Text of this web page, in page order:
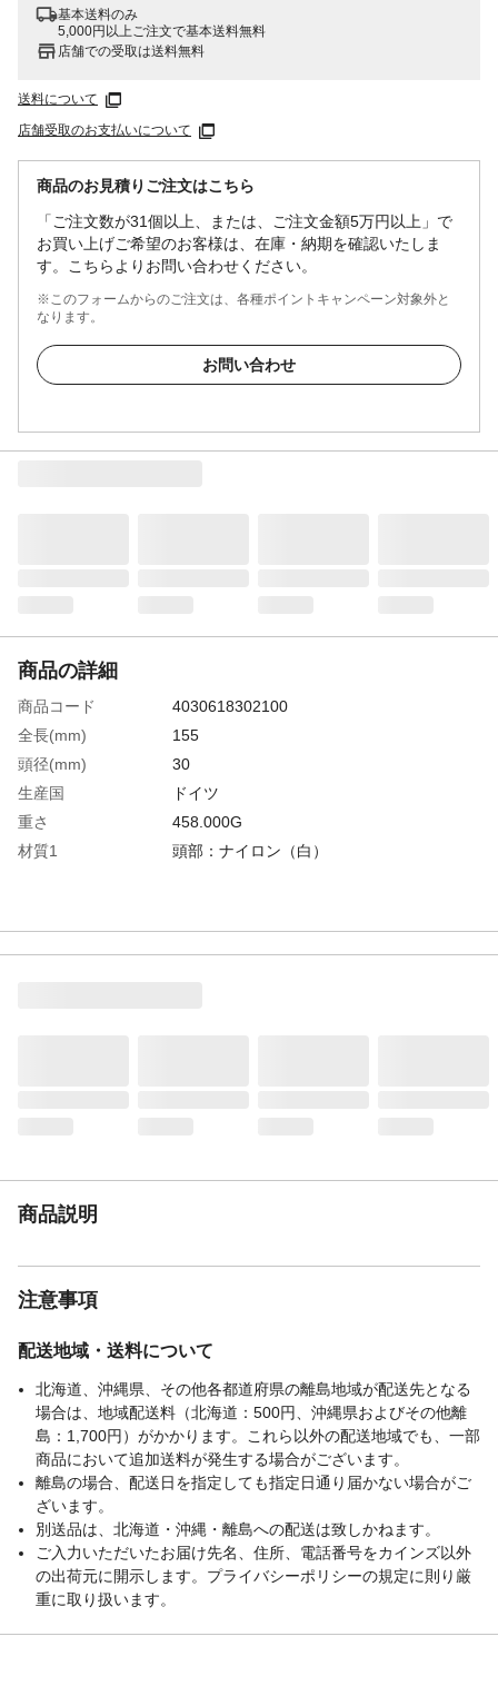
基本送料のみ
5,000円以上ご注文で基本送料無料
店舗での受取は送料無料
送料について
店舗受取のお支払いについて
商品のお見積りご注文はこちら
「ご注文数が31個以上、または、ご注文金額5万円以上」で
お買い上げご希望のお客様は、在庫・納期を確認いたしま
す。こちらよりお問い合わせください。
※このフォームからのご注文は、各種ポイントキャンペーン対象外と
なります。
お問い合わせ
商品の詳細
商品コード
4030618302100
全長(mm)
155
頭径(mm)
30
生産国
ドイツ
重さ
458.000G
材質1
頭部：ナイロン（白）
商品説明
注意事項
配送地域・送料について
北海道、沖縄県、その他各都道府県の離島地域が配送先となる
場合は、地域配送料（北海道：500円、沖縄県およびその他離
島：1,700円）がかかります。これら以外の配送地域でも、一部
商品において追加送料が発生する場合がございます。
離島の場合、配送日を指定しても指定日通り届かない場合がご
ざいます。
別送品は、北海道・沖縄・離島への配送は致しかねます。
ご入力いただいたお届け先名、住所、電話番号をカインズ以外
の出荷元に開示します。プライバシーポリシーの規定に則り厳
重に取り扱います。